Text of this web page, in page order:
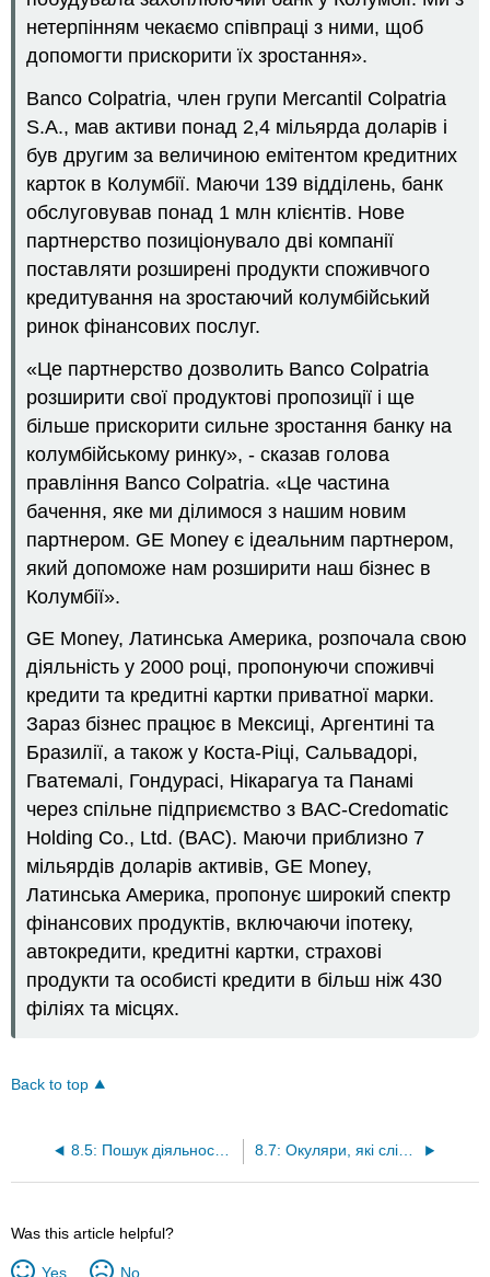
нетерпінням чекаємо співпраці з ними, щоб
допомогти прискорити їх зростання».
Banco Colpatria, член групи Mercantil Colpatria
S.A., мав активи понад 2,4 мільярда доларів і
був другим за величиною емітентом кредитних
карток в Колумбії. Маючи 139 відділень, банк
обслуговував понад 1 млн клієнтів. Нове
партнерство позиціонувало дві компанії
поставляти розширені продукти споживчого
кредитування на зростаючий колумбійський
ринок фінансових послуг.
«Це партнерство дозволить Banco Colpatria
розширити свої продуктові пропозиції і ще
більше прискорити сильне зростання банку на
колумбійському ринку», - сказав голова
правління Banco Colpatria. «Це частина
бачення, яке ми ділимося з нашим новим
партнером. GE Money є ідеальним партнером,
який допоможе нам розширити наш бізнес в
Колумбії».
GE Money, Латинська Америка, розпочала свою
діяльність у 2000 році, пропонуючи споживчі
кредити та кредитні картки приватної марки.
Зараз бізнес працює в Мексиці, Аргентині та
Бразилії, а також у Коста-Ріці, Сальвадорі,
Гватемалі, Гондурасі, Нікарагуа та Панамі
через спільне підприємство з BAC-Credomatic
Holding Co., Ltd. (BAC). Маючи приблизно 7
мільярдів доларів активів, GE Money,
Латинська Америка, пропонує широкий спектр
фінансових продуктів, включаючи іпотеку,
автокредити, кредитні картки, страхові
продукти та особисті кредити в більш ніж 430
філіях та місцях.
Back to top
8.5: Пошук діяльності з доданою вартістю 8.7: Окуляри, які слід пам'ятати
Was this article helpful?
Yes No